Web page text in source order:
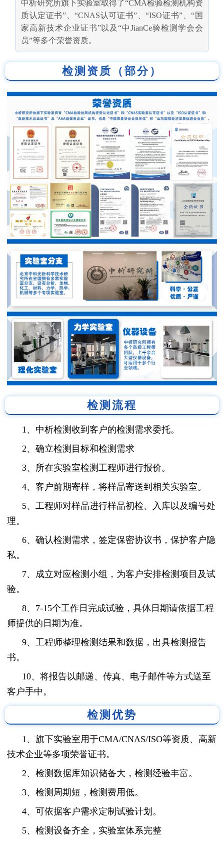
中析研究所旗下实验室取得了“CMA检验检测机构资
质认定证书”、“CNAS认可证书”、“ISO证书”、“国
家高新技术企业证书”以及“中JianCe验检测学会会
员”等多个荣誉资质。
检测资质（部分）
检测流程
1、中析检测收到客户的检测需求委托。
2、确立检测目标和检测需求
3、所在实验室检测工程师进行报价。
4、客户前期寄样，将样品寄送到相关实验室。
5、工程师对样品进行样品初检、入库以及编号处
理。
6、确认检测需求，签定保密协议书，保护客户隐
私。
7、成立对应检测小组，为客户安排检测项目及试
验。
8、7-15个工作日完成试验，具体日期请依据工程
师提供的日期为准。
9、工程师整理检测结果和数据，出具检测报告
书。
10、将报告以邮递、传真、电子邮件等方式送至
客户手中。
检测优势
1、旗下实验室用于CMA/CNAS/ISO等资质、高新
技术企业等多项荣誉证书。
2、检测数据库知识储备大，检测经验丰富。
3、检测周期短，检测费用低。
4、可依据客户需求定制试验计划。
5、检测设备齐全，实验室体系完整